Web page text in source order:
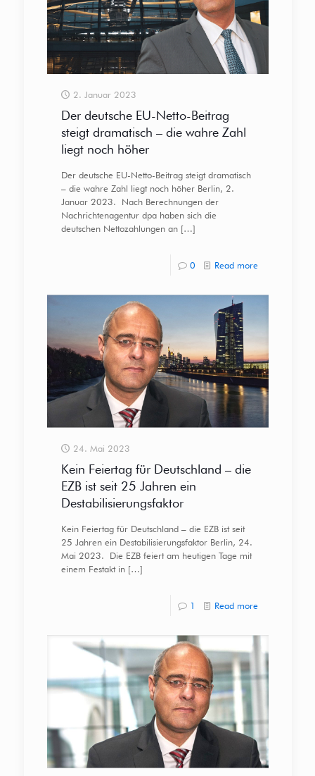
2. Januar 2023
Der deutsche EU-Netto-Beitrag
steigt dramatisch – die wahre Zahl
liegt noch höher
Der deutsche EU-Netto-Beitrag steigt dramatisch
– die wahre Zahl liegt noch höher Berlin, 2.
Januar 2023. Nach Berechnungen der
Nachrichtenagentur dpa haben sich die
deutschen Nettozahlungen an[…]
0 Read more
24. Mai 2023
Kein Feiertag für Deutschland – die
EZB ist seit 25 Jahren ein
Destabilisierungsfaktor
Kein Feiertag für Deutschland – die EZB ist seit
25 Jahren ein Destabilisierungsfaktor Berlin, 24.
Mai 2023. Die EZB feiert am heutigen Tage mit
einem Festakt in[…]
1 Read more